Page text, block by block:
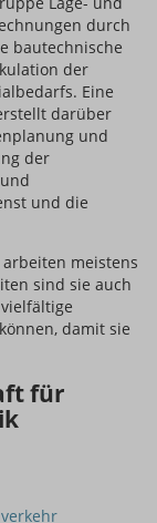
durch
bautechnische
der
Eine
darüber
und
der
und die
meistens
sind sie auch
damit sie
für